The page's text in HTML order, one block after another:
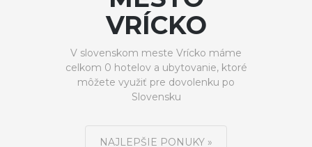
VRÍCKO
V slovenskom meste Vrícko máme
celkom 0 hotelov a ubytovanie, ktoré
môžete využiť pre dovolenku po
Slovensku
NAJLEPŠIE PONUKY »